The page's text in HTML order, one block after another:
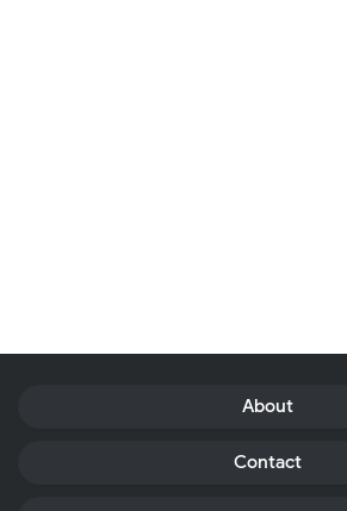
About
Contact